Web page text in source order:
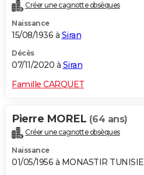
Créer une cagnotte obsèques
Naissance
15/08/1936 à Siran
Décès
07/11/2020 à Siran
Famille CARQUET
Pierre MOREL (64 ans)
Créer une cagnotte obsèques
Naissance
01/05/1956 à MONASTIR TUNISIE